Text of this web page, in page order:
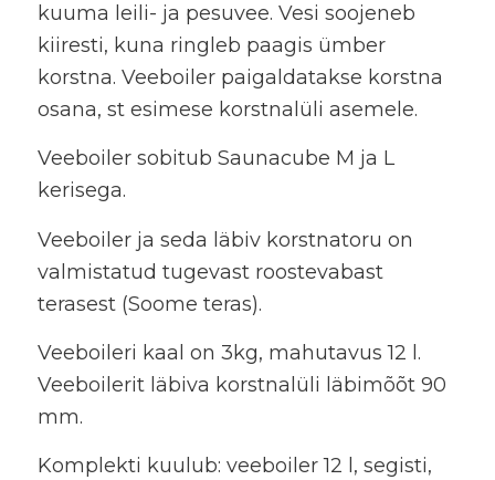
kuuma leili- ja pesuvee. Vesi soojeneb
kiiresti, kuna ringleb paagis ümber
korstna. Veeboiler paigaldatakse korstna
osana, st esimese korstnalüli asemele.
Veeboiler sobitub Saunacube M ja L
kerisega.
Veeboiler ja seda läbiv korstnatoru on
valmistatud tugevast roostevabast
terasest (Soome teras).
Veeboileri kaal on 3kg, mahutavus 12 l.
Veeboilerit läbiva korstnalüli läbimõõt 90
mm.
Komplekti kuulub: veeboiler 12 l, segisti,